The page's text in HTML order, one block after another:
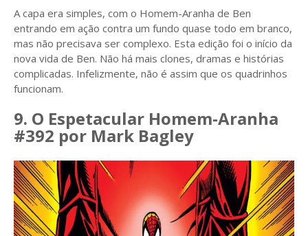
A capa era simples, com o Homem-Aranha de Ben
entrando em ação contra um fundo quase todo em branco,
mas não precisava ser complexo. Esta edição foi o início da
nova vida de Ben. Não há mais clones, dramas e histórias
complicadas. Infelizmente, não é assim que os quadrinhos
funcionam.
9. O Espetacular Homem-Aranha
#392 por Mark Bagley